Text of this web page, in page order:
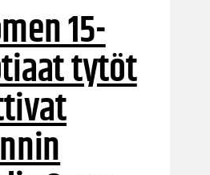
15-
tytöt